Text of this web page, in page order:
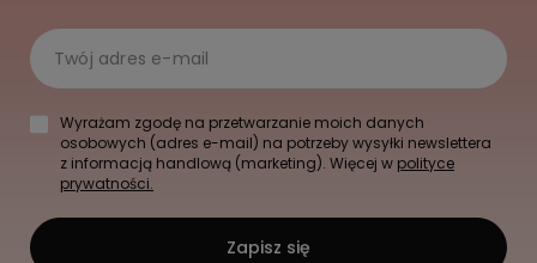
Twój adres e-mail
Wyrażam zgodę na przetwarzanie moich danych
osobowych (adres e-mail) na potrzeby wysyłki newslettera
z informacją handlową (marketing). Więcej w polityce
prywatności.
Zapisz się